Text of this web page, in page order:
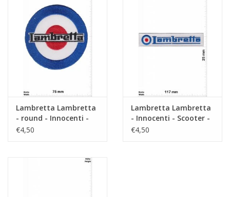
Lambretta Lambretta
- round - Innocenti -
Scooter - Classic
€4,50
Lambretta Lambretta
- Innocenti - Scooter -
Classic
€4,50